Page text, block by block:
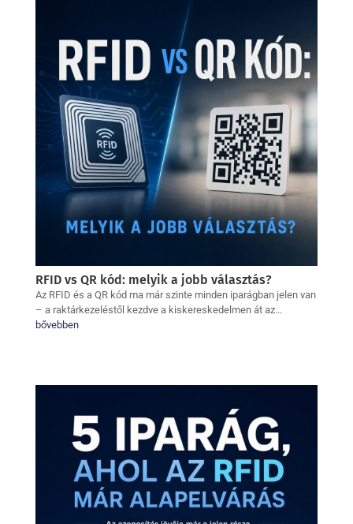
RFID vs QR kód: melyik a jobb választás?
Az RFID és a QR kód ma már szinte minden iparágban jelen van
– a raktárkezeléstől kezdve a kiskereskedelmen át az...
bővebben